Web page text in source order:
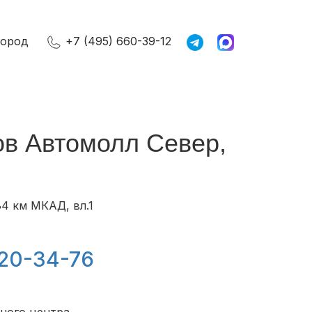
+7 (495) 660-39-12
Автомолл Север,
км МКАД, вл.1
34-76